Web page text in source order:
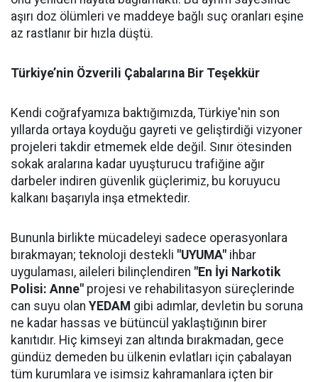
aşırı doz ölümleri ve maddeye bağlı suç oranları eşine
az rastlanır bir hızla düştü.
Türkiye’nin Özverili Çabalarına Bir Teşekkür
​Kendi coğrafyamıza baktığımızda, Türkiye'nin son
yıllarda ortaya koyduğu gayreti ve geliştirdiği vizyoner
projeleri takdir etmemek elde değil. Sınır ötesinden
sokak aralarına kadar uyuşturucu trafiğine ağır
darbeler indiren güvenlik güçlerimiz, bu koruyucu
kalkanı başarıyla inşa etmektedir.
​Bununla birlikte mücadeleyi sadece operasyonlara
bırakmayan; teknoloji destekli "UYUMA" ihbar
uygulaması, aileleri bilinçlendiren "En İyi Narkotik
Polisi: Anne" projesi ve rehabilitasyon süreçlerinde
can suyu olan YEDAM gibi adımlar, devletin bu soruna
ne kadar hassas ve bütüncül yaklaştığının birer
kanıtıdır. Hiç kimseyi zan altında bırakmadan, gece
gündüz demeden bu ülkenin evlatları için çabalayan
tüm kurumlara ve isimsiz kahramanlara içten bir